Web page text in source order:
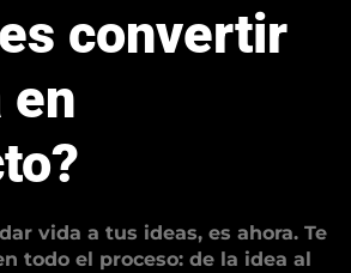
convertir
en
vida a tus ideas, es ahora. Te
todo el proceso: de la idea al